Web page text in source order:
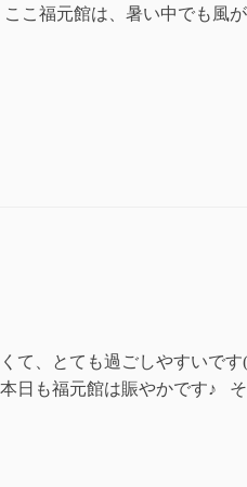
こ福元館は、暑い中でも風
て、とても過ごしやすいです
日も福元館は賑やかです♪